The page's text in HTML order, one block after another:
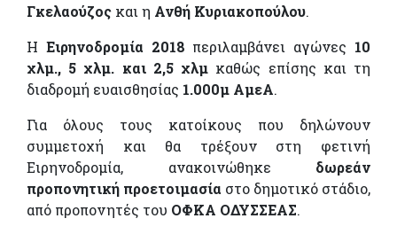
Γκελαούζος και η Ανθή Κυριακοπούλου.
Η Ειρηνοδρομία 2018 περιλαμβάνει αγώνες 10
χλμ., 5 χλμ. και 2,5 χλμ καθώς επίσης και τη
διαδρομή ευαισθησίας 1.000μ ΑμεΑ.
Για όλους τους κατοίκους που δηλώνουν
συμμετοχή και θα τρέξουν στη φετινή
Ειρηνοδρομία, ανακοινώθηκε δωρεάν
προπονητική προετοιμασία στο δημοτικό στάδιο,
από προπονητές του ΟΦΚΑ ΟΔΥΣΣΕΑΣ.